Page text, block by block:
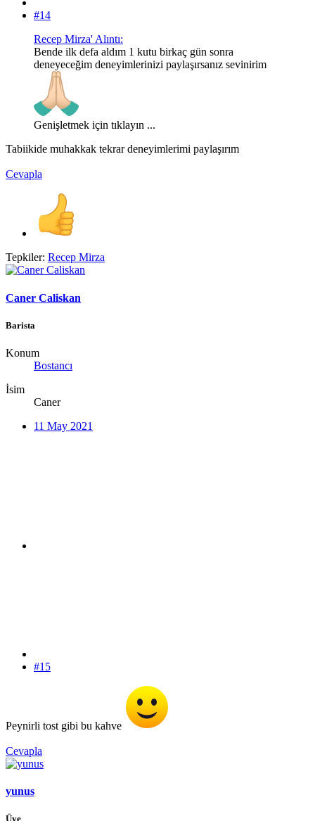
#14
Recep Mirza' Alıntı:
Bende ilk defa aldım 1 kutu birkaç gün sonra
deneyeceğim deneyimlerinizi paylaşırsanız sevinirim
Genişletmek için tıklayın ...
Tabiikide muhakkak tekrar deneyimlerimi paylaşırım
Cevapla
Tepkiler: Recep Mirza
Caner Caliskan
Barista
Konum
Bostancı
İsim
Caner
11 May 2021
#15
Peynirli tost gibi bu kahve
Cevapla
yunus
Üye